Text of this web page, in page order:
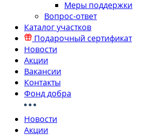
Меры поддержки
Вопрос-ответ
Каталог участков
Подарочный сертификат
Новости
Акции
Вакансии
Контакты
Фонд добра
Новости
Акции